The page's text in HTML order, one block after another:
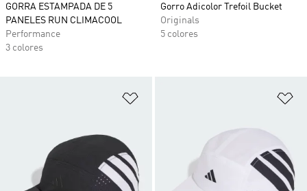
GORRA ESTAMPADA DE 5
PANELES RUN CLIMACOOL
Performance
3 colores
Gorro Adicolor Trefoil Bucket
Originals
5 colores